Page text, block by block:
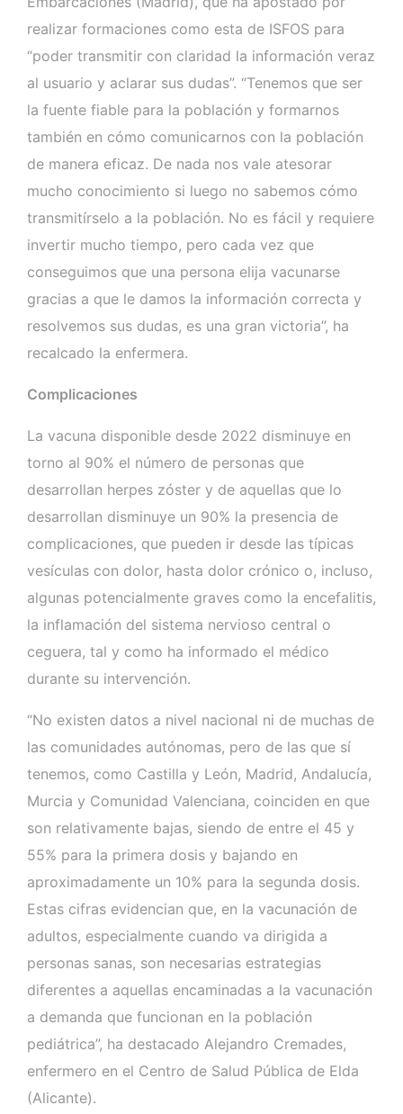
realizar formaciones como esta de ISFOS para
“poder transmitir con claridad la información veraz
al usuario y aclarar sus dudas”. “Tenemos que ser
la fuente fiable para la población y formarnos
también en cómo comunicarnos con la población
de manera eficaz. De nada nos vale atesorar
mucho conocimiento si luego no sabemos cómo
transmitírselo a la población. No es fácil y requiere
invertir mucho tiempo, pero cada vez que
conseguimos que una persona elija vacunarse
gracias a que le damos la información correcta y
resolvemos sus dudas, es una gran victoria”, ha
recalcado la enfermera.
Complicaciones
La vacuna disponible desde 2022 disminuye en
torno al 90% el número de personas que
desarrollan herpes zóster y de aquellas que lo
desarrollan disminuye un 90% la presencia de
complicaciones, que pueden ir desde las típicas
vesículas con dolor, hasta dolor crónico o, incluso,
algunas potencialmente graves como la encefalitis,
la inflamación del sistema nervioso central o
ceguera, tal y como ha informado el médico
durante su intervención.
“No existen datos a nivel nacional ni de muchas de
las comunidades autónomas, pero de las que sí
tenemos, como Castilla y León, Madrid, Andalucía,
Murcia y Comunidad Valenciana, coinciden en que
son relativamente bajas, siendo de entre el 45 y
55% para la primera dosis y bajando en
aproximadamente un 10% para la segunda dosis.
Estas cifras evidencian que, en la vacunación de
adultos, especialmente cuando va dirigida a
personas sanas, son necesarias estrategias
diferentes a aquellas encaminadas a la vacunación
a demanda que funcionan en la población
pediátrica”, ha destacado Alejandro Cremades,
enfermero en el Centro de Salud Pública de Elda
(Alicante).